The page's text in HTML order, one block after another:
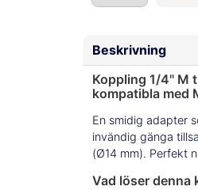
Beskrivning
Koppling 1/4" M
kompatibla med
En smidig adapter
invändig gänga
(Ø14 mm). Perfekt
Vad löser denna